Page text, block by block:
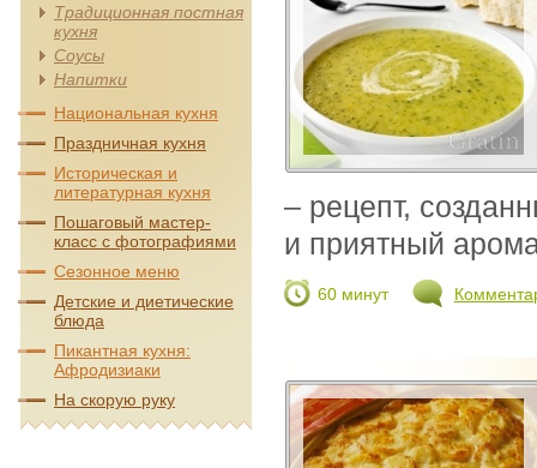
– рецепт,
и приятный
60 минут
Традиционная постная
кухня
Соусы
Напитки
Национальная кухня
Праздничная кухня
Историческая и
литературная кухня
Пошаговый мастер-
класс с фотографиями
Сезонное меню
Детские и диетические
блюда
Пикантная кухня:
Афродизиаки
На скорую руку